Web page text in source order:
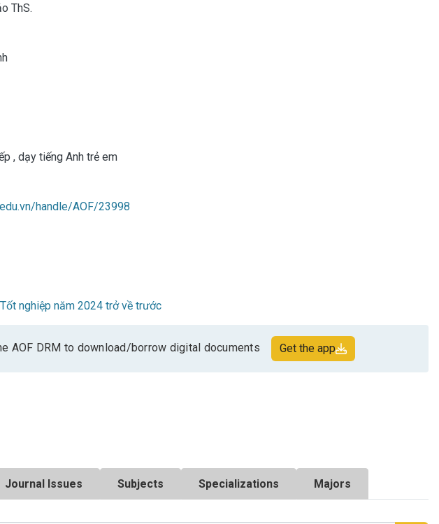
ThS.
, dạy tiếng Anh trẻ em
handle/AOF/23998
nghiệp năm 2024 trở về trước
AOF DRM to download/borrow digital documents Get the app
Journal Issues Subjects Specializations Majors